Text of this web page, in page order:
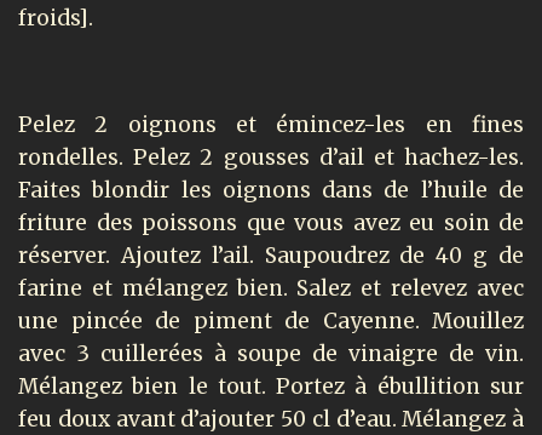
froids].
Pelez 2 oignons et émincez-les en fines
rondelles. Pelez 2 gousses d’ail et hachez-les.
Faites blondir les oignons dans de l’huile de
friture des poissons que vous avez eu soin de
réserver. Ajoutez l’ail. Saupoudrez de 40 g de
farine et mélangez bien. Salez et relevez avec
une pincée de piment de Cayenne. Mouillez
avec 3 cuillerées à soupe de vinaigre de vin.
Mélangez bien le tout. Portez à ébullition sur
feu doux avant d’ajouter 50 cl d’eau. Mélangez à